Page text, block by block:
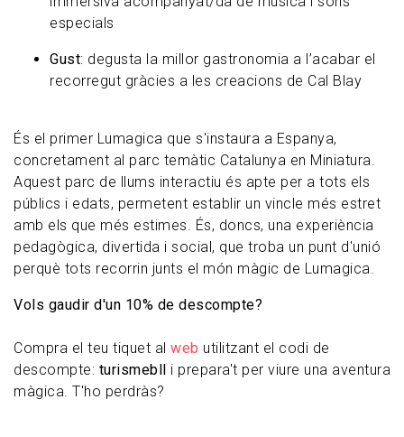
especials
Gust: degusta la millor gastronomia a l’acabar el
recorregut gràcies a les creacions de Cal Blay
És el primer Lumagica que s'instaura a Espanya,
concretament al parc temàtic Catalunya en Miniatura.
Aquest parc de llums interactiu és apte per a tots els
públics i edats, permetent establir un vincle més estret
amb els que més estimes. És, doncs, una experiència
pedagògica, divertida i social, que troba un punt d'unió
perquè tots recorrin junts el món màgic de Lumagica.
Vols gaudir d'un 10% de descompte?
Compra el teu tiquet al web utilitzant el codi de
descompte: turismebll
i prepara't per viure una aventura
màgica. T'ho perdràs?